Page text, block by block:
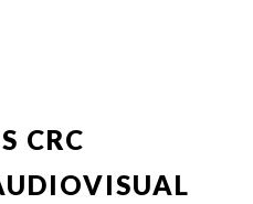
CRC